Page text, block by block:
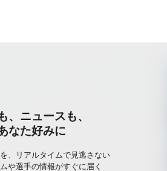
、ニュースも、
なた好みに
、リアルタイムで見逃さない
や選手の情報がすぐに届く